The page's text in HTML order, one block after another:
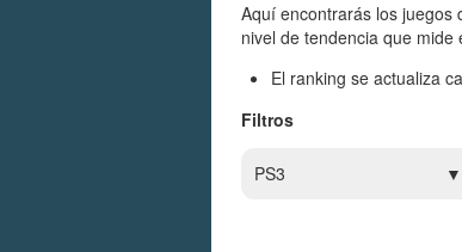
Aquí encontrarás los juegos
nivel de tendencia que
El ranking se actualiza
Filtros
PS3